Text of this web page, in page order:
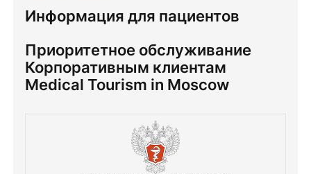
Информация для пациентов
Приоритетное обслуживание
Корпоративным клиентам
Medical Tourism in Moscow